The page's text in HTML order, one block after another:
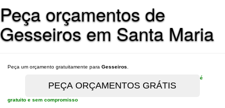
Peça orçamentos de
Gesseiros em Santa Maria
Peça um orçamento gratuitamente para Gesseiros
é
gratuito e sem compromisso